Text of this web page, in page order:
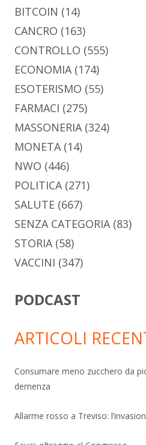
BITCOIN (14)
CANCRO (163)
CONTROLLO (555)
ECONOMIA(174)
ESOTERISMO (55)
FARMACI (275)
MASSONERIA(324)
MONETA(14)
NWO (446)
POLITICA(271)
SALUTE (667)
SENZA CATEGORIA(83)
STORIA(58)
VACCINI (347)
PODCAST
ARTICOLI
Consumare meno zucchero da
demenza
Allarme rosso a Treviso: